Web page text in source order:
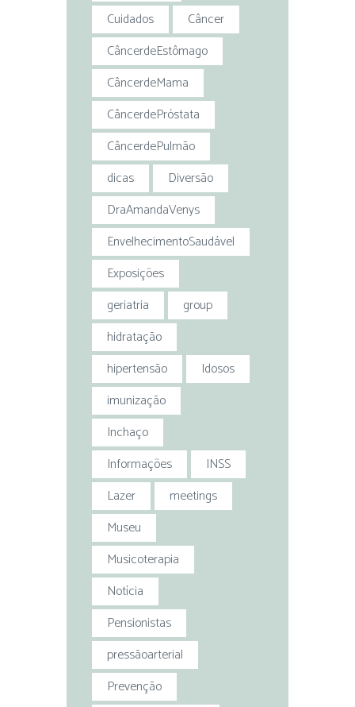
Cuidados
Câncer
CâncerdeEstômago
CâncerdeMama
CâncerdePróstata
CâncerdePulmão
dicas
Diversão
DraAmandaVenys
EnvelhecimentoSaudável
Exposições
geriatria
group
hidratação
hipertensão
Idosos
imunização
Inchaço
Informações
INSS
Lazer
meetings
Museu
Musicoterapia
Notícia
Pensionistas
pressãoarterial
Prevenção